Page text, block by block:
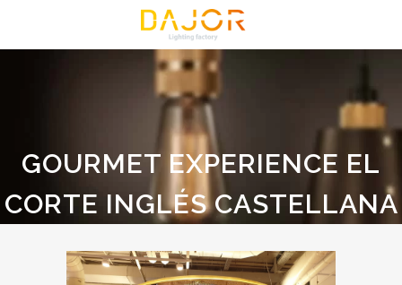
GOURMET EXPERIENCE EL
CORTE INGLÉS CASTELLANA